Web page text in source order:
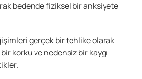
bedende fiziksel bir anksiyete
gerçek bir tehlike olarak
korku ve nedensiz bir kaygı